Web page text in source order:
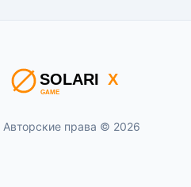
Авторские права © 2026